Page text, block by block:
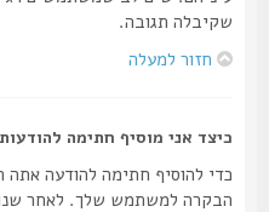
שקיבלה תגובה.
חזור למעלה
כיצד אני מוסיף חתימה להודעות שלי?
כדי להוסיף חתימה להודעה אתה
הבקרה למשתמש שלך. לאחר